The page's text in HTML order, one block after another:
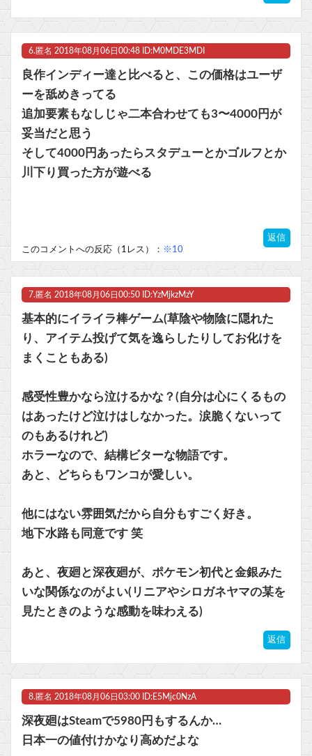
6. 匿名 2018年08月06日00:48 ID:M0MDE3MDI
良作インディー達と比べると、この価格はユーザ
ーを舐めきってる
追加要素もなしじゃ二本合わせても3〜4000円が
妥当だと思う
そして4000円あったらスタデューとかゴルフとか
川下り買った方が遊べる
返信
このコメントへの反応（1レス）： ※10
7. 匿名 2018年08月06日00:50 ID:YzMjkzMzY
基本的にイライラ棒ゲーム(草陰や物陰に隠れた
り、アイテム投げて気を逸らしたりしてお化けを
まくこともある)
感受性豊かなら泣けるかな？(自分は心にくるもの
はあったけど泣けはしなかった。涙脆くないって
のもあるけれど)
ホラーなので、結構ビターな物語です。
あと、どちらもワンコが愛しい。
他にはない雰囲気だから自分もすごく好き。
地下水路も同意です 笑
あと、夜廻と深夜廻が、ポケモン初代と金銀みた
いな関係なのがよい(リニアやシロガネヤマの某を
見たときのような感動を味わえる)
返信
8. 匿名 2018年08月06日03:00 ID:E5Mjc0NzA
深夜廻はSteamで5980円もするんか…
日本一の値付けかなり高めだよな